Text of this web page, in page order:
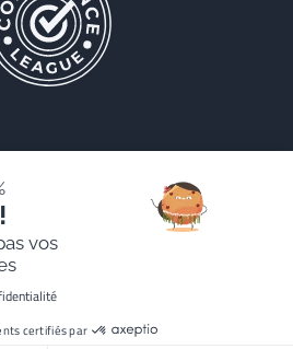
légales
des données personnelles
par Paradygm
vos
certifiés par